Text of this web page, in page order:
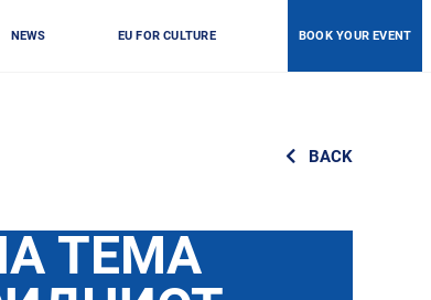
NEWS EU FOR CULTURE BOOK YOUR EVENT
BACK
ТЕМА